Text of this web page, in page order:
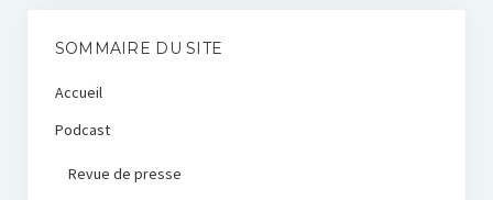
SOMMAIRE DU SITE
Accueil
Podcast
Revue de presse